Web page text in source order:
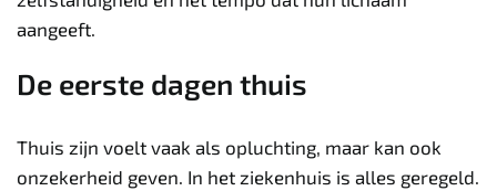
aangeeft.
De eerste dagen thuis
Thuis zijn voelt vaak als opluchting, maar kan ook
onzekerheid geven. In het ziekenhuis is alles geregeld.